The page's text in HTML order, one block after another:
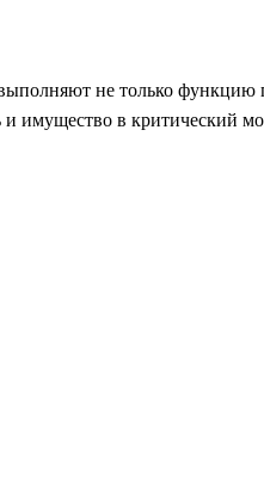
не только
имущество в критический